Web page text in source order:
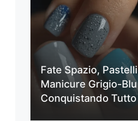
Fate Spazio,
Manicure Grigio-
Conquistando Tutto